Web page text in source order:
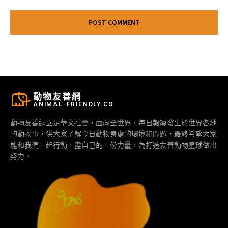
動物友善網
ANIMAL-FRIENDLY.CO
動物友善網立足華文社會，面向全世界，每日報導發生於世界各地
的動物事，供大家了解今日動物身處的環境和問題，最終希望大家
能和我們一起行動，盡自己的一份力量，為打造友善動物星球做出
努力。